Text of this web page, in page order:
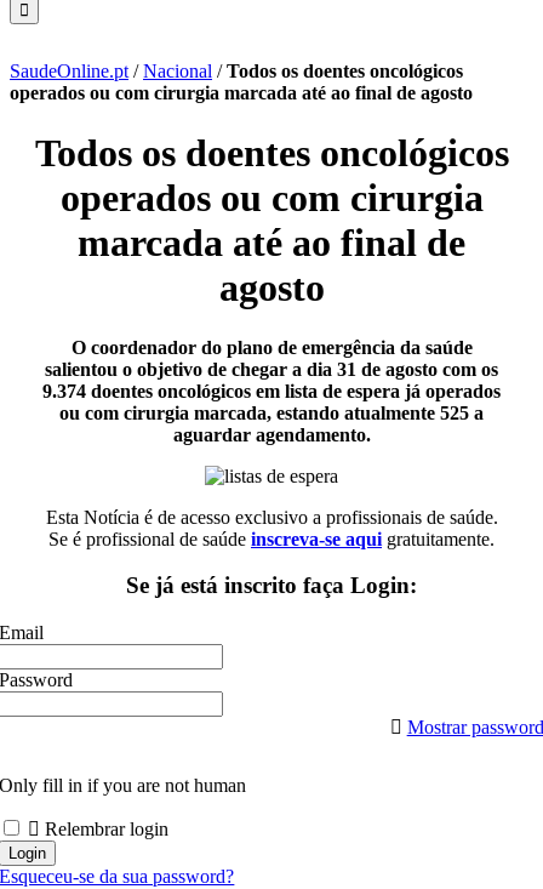
SaudeOnline.pt /Nacional /Todos os doentes oncológicos
operados ou com cirurgia marcada até ao final de agosto
Todos os doentes oncológicos
operados ou com cirurgia
marcada até ao final de
agosto
O coordenador do plano de emergência da saúde
salientou o objetivo de chegar a dia 31 de agosto com os
9.374 doentes oncológicos em lista de espera já operados
ou com cirurgia marcada, estando atualmente 525 a
aguardar agendamento.
Esta Notícia é de acesso exclusivo a profissionais de saúde.
Se é profissional de saúde inscreva-se aqui gratuitamente.
Se já está inscrito faça Login:
Email
Password
Mostrar password
Only fill in if you are not human
Relembrar login
Esqueceu-se da sua password?